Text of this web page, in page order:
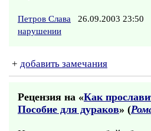
Петров Слава 26.09.2003 23:50
нарушении
+ добавить замечания
Рецензия на «Как
Пособие для дураков» (